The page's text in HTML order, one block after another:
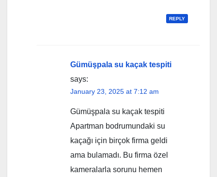
REPLY
Gümüşpala su kaçak tespiti
says:
January 23, 2025 at 7:12 am
Gümüşpala su kaçak tespiti
Apartman bodrumundaki su
kaçağı için birçok firma geldi
ama bulamadı. Bu firma özel
kameralarla sorunu hemen